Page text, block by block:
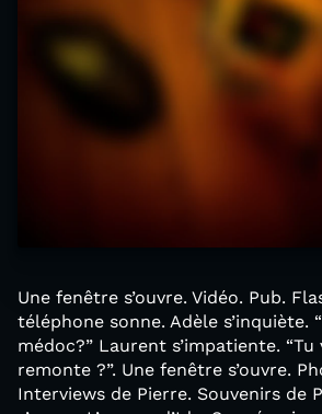
Une fenêtre s’ouvre. Vidéo. Pub.
téléphone sonne. Adèle s’inquiète.
médoc?” Laurent s’impatiente. “Tu
remonte ?”. Une fenêtre s’ouvre.
Interviews de Pierre. Souvenirs de